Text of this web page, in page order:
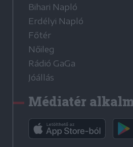
Bihari Napló
Erdélyi Napló
Főtér
Nőileg
Rádió GaGa
Jóállás
Médiatér